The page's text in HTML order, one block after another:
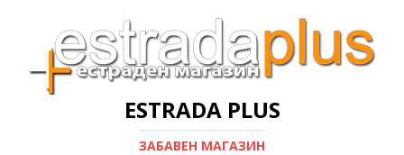
ESTRADA PLUS
ЗАБАВЕН МАГАЗИН